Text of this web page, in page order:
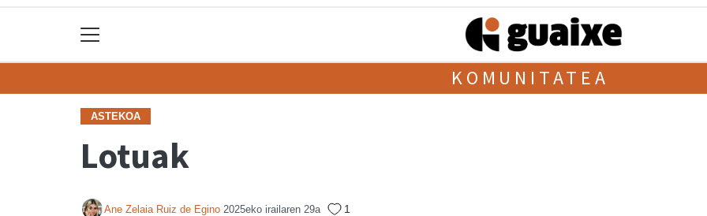
KOMUNITATEA
ASTEKOA
Lotuak
Ane Zelaia Ruiz de Egino 2025eko irailaren 29a 1